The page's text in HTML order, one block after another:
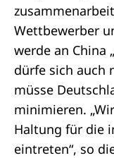
Wettbewerber
werde an China
dürfe sich auch
müsse
minimieren.
Haltung für die
eintreten“, so